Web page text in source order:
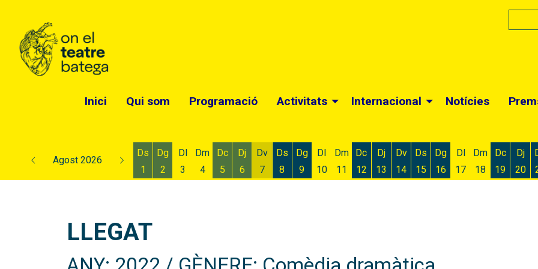
Inici Qui som Programació Activitats Internacional Notícies
Agost 2026
Ds
1
Dg
2
Dl
3
Dm
4
Dc
5
Dj
6
Dv
7
Ds
8
Dg
9
Dl
10
Dm
11
Dc
12
Dj
13
Dv
14
Ds
15
Dg
16
Dl
17
Dm
18
Dc
19
Dj
20
LLEGAT